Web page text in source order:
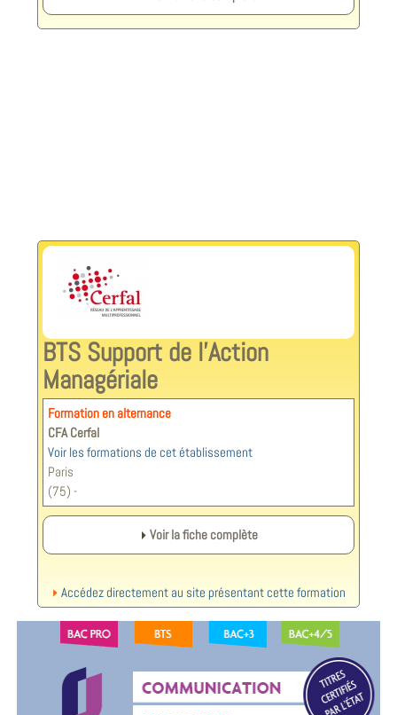
BTS Support de l'Action
Managériale
Formation en alternance
CFA Cerfal
Voir les formations de cet établissement
Paris
(75) -
Voir la fiche complète
Accédez directement au site présentant cette formation